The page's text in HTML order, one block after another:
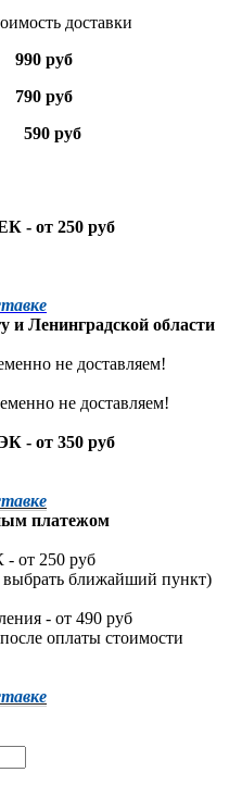
доставки
990 руб
790 руб
590 руб
- от 250 руб
и Ленинградской области
не доставляем!
не доставляем!
- от 350 руб
платежом
от 250 руб
ближайший пункт)
- от 490 руб
оплаты стоимости